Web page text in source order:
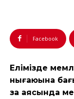
Facebook
Елімізде
нығаюына
заң аясында